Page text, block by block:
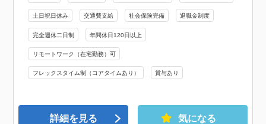
土日祝日休み 交通費支給 社会保険完備 退職金制度
完全週休二日制 年間休日120日以上
リモートワーク（在宅勤務）可
フレックスタイム制（コアタイムあり） 賞与あり
詳細を見る 気になる